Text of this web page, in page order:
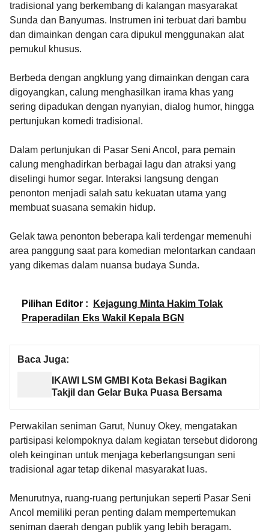
tradisional yang berkembang di kalangan masyarakat
Sunda dan Banyumas. Instrumen ini terbuat dari bambu
dan dimainkan dengan cara dipukul menggunakan alat
pemukul khusus.
Berbeda dengan angklung yang dimainkan dengan cara
digoyangkan, calung menghasilkan irama khas yang
sering dipadukan dengan nyanyian, dialog humor, hingga
pertunjukan komedi tradisional.
Dalam pertunjukan di Pasar Seni Ancol, para pemain
calung menghadirkan berbagai lagu dan atraksi yang
diselingi humor segar. Interaksi langsung dengan
penonton menjadi salah satu kekuatan utama yang
membuat suasana semakin hidup.
Gelak tawa penonton beberapa kali terdengar memenuhi
area panggung saat para komedian melontarkan candaan
yang dikemas dalam nuansa budaya Sunda.
Pilihan Editor :
Kejagung Minta Hakim Tolak
Praperadilan Eks Wakil Kepala BGN
Baca Juga:
IKAWI LSM GMBI Kota Bekasi Bagikan
Takjil dan Gelar Buka Puasa Bersama
Perwakilan seniman Garut, Nunuy Okey, mengatakan
partisipasi kelompoknya dalam kegiatan tersebut didorong
oleh keinginan untuk menjaga keberlangsungan seni
tradisional agar tetap dikenal masyarakat luas.
Menurutnya, ruang-ruang pertunjukan seperti Pasar Seni
Ancol memiliki peran penting dalam mempertemukan
seniman daerah dengan publik yang lebih beragam.